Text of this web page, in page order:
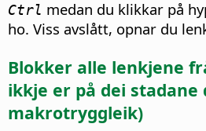
Ctrl medan du klikkar på
ho. Viss avslått, opnar du
Blokker alle lenkjene
ikkje er på dei stadane
makrotryggleik)